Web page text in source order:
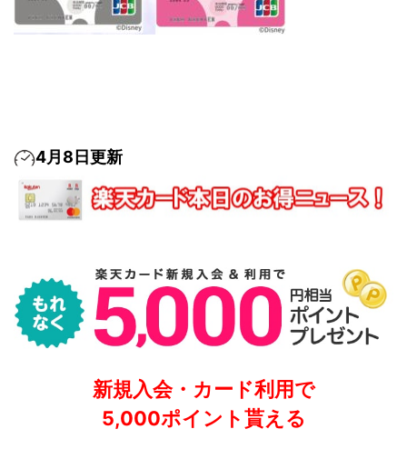
4月8日更新
新規入会・カード利用で
5,000ポイント貰える